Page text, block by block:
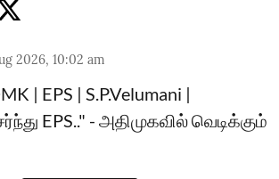
2026, 10:02 am
| EPS | S.P.Velumani |
EPS.." - அதிமுகவில் வெடிக்கும்